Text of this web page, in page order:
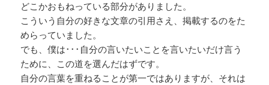
どこかおもねっている部分がありました。
こういう自分の好きな文章の引用さえ、掲載するのをた
めらっていました。
でも、僕は･･･自分の言いたいことを言いたいだけ言う
ために、この道を選んだはずです。
自分の言葉を重ねることが第一ではありますが、それは